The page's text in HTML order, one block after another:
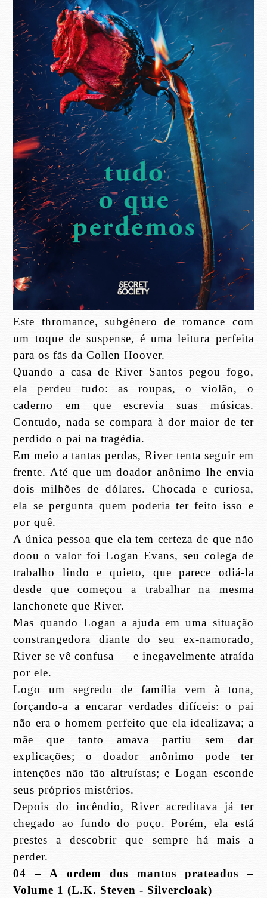
Este thromance, subgênero de romance com
um toque de suspense, é uma leitura perfeita
para os fãs da Collen Hoover.
Quando a casa de River Santos pegou fogo,
ela perdeu tudo: as roupas, o violão, o
caderno em que escrevia suas músicas.
Contudo, nada se compara à dor maior de ter
perdido o pai na tragédia.
Em meio a tantas perdas, River tenta seguir em
frente. Até que um doador anônimo lhe envia
dois milhões de dólares. Chocada e curiosa,
ela se pergunta quem poderia ter feito isso e
por quê.
A única pessoa que ela tem certeza de que não
doou o valor foi Logan Evans, seu colega de
trabalho lindo e quieto, que parece odiá-la
desde que começou a trabalhar na mesma
lanchonete que River.
Mas quando Logan a ajuda em uma situação
constrangedora diante do seu ex-namorado,
River se vê confusa — e inegavelmente atraída
por ele.
Logo um segredo de família vem à tona,
forçando-a a encarar verdades difíceis: o pai
não era o homem perfeito que ela idealizava; a
mãe que tanto amava partiu sem dar
explicações; o doador anônimo pode ter
intenções não tão altruístas; e Logan esconde
seus próprios mistérios.
Depois do incêndio, River acreditava já ter
chegado ao fundo do poço. Porém, ela está
prestes a descobrir que sempre há mais a
perder.
04 – A ordem dos mantos prateados –
Volume 1 (L.K. Steven - Silvercloak)